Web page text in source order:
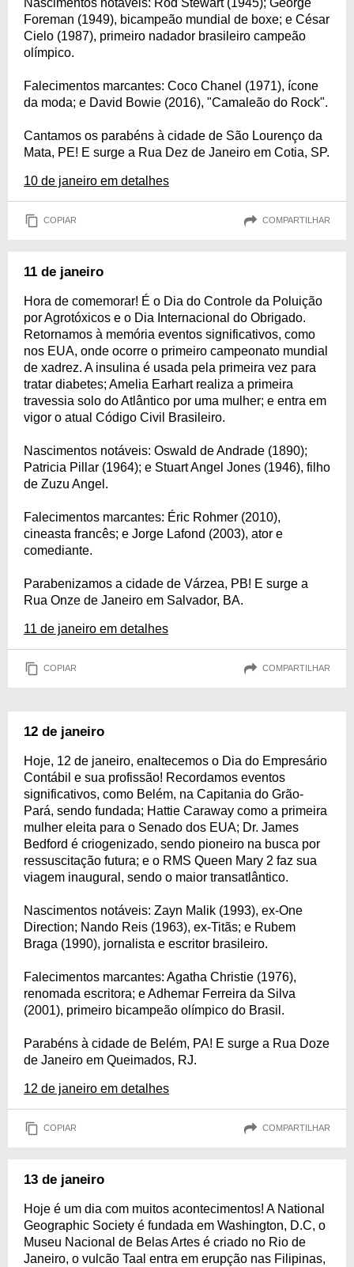
Foreman (1949), bicampeão mundial de boxe; e César
Cielo (1987), primeiro nadador brasileiro campeão
olímpico.
Falecimentos marcantes: Coco Chanel (1971), ícone
da moda; e David Bowie (2016), "Camaleão do Rock".
Cantamos os parabéns à cidade de São Lourenço da
Mata, PE! E surge a Rua Dez de Janeiro em Cotia, SP.
10 de janeiro em detalhes
COPIAR COMPARTILHAR
11 de janeiro
Hora de comemorar! É o Dia do Controle da Poluição
por Agrotóxicos e o Dia Internacional do Obrigado.
Retornamos à memória eventos significativos, como
nos EUA, onde ocorre o primeiro campeonato mundial
de xadrez. A insulina é usada pela primeira vez para
tratar diabetes; Amelia Earhart realiza a primeira
travessia solo do Atlântico por uma mulher; e entra em
vigor o atual Código Civil Brasileiro.
Nascimentos notáveis: Oswald de Andrade (1890);
Patricia Pillar (1964); e Stuart Angel Jones (1946), filho
de Zuzu Angel.
Falecimentos marcantes: Éric Rohmer (2010),
cineasta francês; e Jorge Lafond (2003), ator e
comediante.
Parabenizamos a cidade de Várzea, PB! E surge a
Rua Onze de Janeiro em Salvador, BA.
11 de janeiro em detalhes
COPIAR COMPARTILHAR
12 de janeiro
Hoje, 12 de janeiro, enaltecemos o Dia do Empresário
Contábil e sua profissão! Recordamos eventos
significativos, como Belém, na Capitania do Grão-
Pará, sendo fundada; Hattie Caraway como a primeira
mulher eleita para o Senado dos EUA; Dr. James
Bedford é criogenizado, sendo pioneiro na busca por
ressuscitação futura; e o RMS Queen Mary 2 faz sua
viagem inaugural, sendo o maior transatlântico.
Nascimentos notáveis: Zayn Malik (1993), ex-One
Direction; Nando Reis (1963), ex-Titãs; e Rubem
Braga (1990), jornalista e escritor brasileiro.
Falecimentos marcantes: Agatha Christie (1976),
renomada escritora; e Adhemar Ferreira da Silva
(2001), primeiro bicampeão olímpico do Brasil.
Parabéns à cidade de Belém, PA! E surge a Rua Doze
de Janeiro em Queimados, RJ.
12 de janeiro em detalhes
COPIAR COMPARTILHAR
13 de janeiro
Hoje é um dia com muitos acontecimentos! A National
Geographic Society é fundada em Washington, D.C, o
Museu Nacional de Belas Artes é criado no Rio de
Janeiro, o vulcão Taal entra em erupção nas Filipinas,